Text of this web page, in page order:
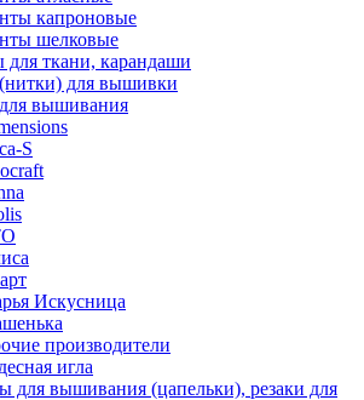
капроновые
шелковые
ткани, карандаши
для вышивки
вышивания
S
Искусница
производители
игла
для вышивания (цапельки), резаки для